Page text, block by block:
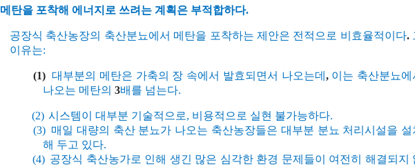
메탄을 포착해 에너지로 쓰려는 계획은 부적합하다.
공장식 축산농장의 축산분뇨에서 메탄을 포착하는 제안은 전적으로 비효율적이다.
이유는:
(1) 대부분의 메탄은 가축의 장 속에서 발효되면서 나오는데 , 이는 축산분뇨에
나오는 메탄의 3배를 넘는다.
(2) 시스템이 대부분 기술적으로, 비용적으로 실현 불가능하다.
(3) 매일 대량의 축산 분뇨가 나오는 축산농장들은 대부분 분뇨 처리시설을 설
해 두고 있다.
(4) 공장식 축산농가로 인해 생긴 많은 심각한 환경 문제들이 여전히 해결되지